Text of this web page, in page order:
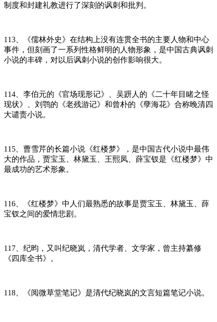
制度和封建礼教进行了深刻的讽刺和批判。
113、《儒林外史》在结构上没有连贯全书的主要人物和中心
事件，但刻画了一系列性格鲜明的人物形象，是中国古典讽刺
小说的丰碑，对以后讽刺小说的创作影响很大。
114、李伯元的《官场现形记》、吴趼人的《二十年目睹之怪
现状》、刘鹗的《老残游记》和曾朴的《孽海花》合称晚清四
大谴责小说。
115、曹雪芹的长篇小说《红楼梦》，是中国古代小说中最伟
大的作品，贾宝玉、林黛玉、王熙凤、薛宝钗是《红楼梦》中
最成功的艺术形象。
116、《红楼梦》中人们最熟悉的故事是贾宝玉、林黛玉、薛
宝钗之间的爱情悲剧。
117、纪昀，又叫纪晓岚，清代学者、文学家，曾主持纂修
《四库全书》。
118、《阅微草堂笔记》是清代纪晓岚的文言短篇笔记小说。